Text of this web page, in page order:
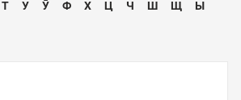
Т У Ӯ Ф Х Ц Ч Ш Щ Ы